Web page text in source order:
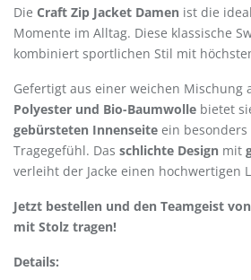
Die Craft Zip Jacket Damen ist die
Momente im Alltag. Diese klassische
kombiniert sportlichen Stil mit
Gefertigt aus einer weichen Mischung
Polyester und Bio-Baumwolle bietet
gebürsteten Innenseite ein besonders
Tragegefühl. Das schlichte Design mit
verleiht der Jacke einen hochwertigen
Jetzt bestellen und den Teamgeist
mit Stolz tragen!
Details: